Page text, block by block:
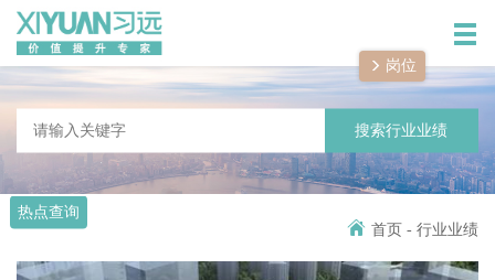
岗位
热点查询
搜索行业业绩
首页 - 行业业绩